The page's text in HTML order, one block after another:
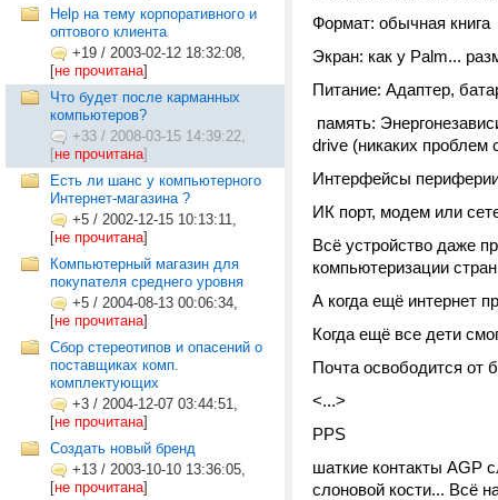
Help на тему корпоративного и
оптового клиента
+19 / 2003-02-12 18:32:08,
[не прочитана]
Что будет после карманных
компьютеров?
+33 / 2008-03-15 14:39:22,
[не прочитана]
Есть ли шанс у компьютерного
Интернет-магазина ?
+5 / 2002-12-15 10:13:11,
[не прочитана]
Компьютерный магазин для
покупателя среднего уровня
+5 / 2004-08-13 00:06:34,
[не прочитана]
Сбор стереотипов и опасений о
поставщиках комп.
комплектующих
+3 / 2004-12-07 03:44:51,
[не прочитана]
Создать новый бренд
+13 / 2003-10-10 13:36:05,
[не прочитана]
Формат: обычная книга
Экран: как у Palm...
Питание: Адаптер,
память:
drive (никаких проблем
Интерфейсы
ИК порт, модем или
Всё устройство даже
компьютеризации
А когда ещё интернет
Когда ещё все дети
Почта освободится от
<...>
PPS
шаткие контакты AGP
слоновой кости... Всё